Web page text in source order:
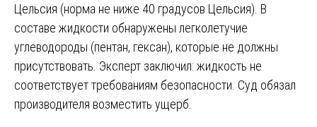
Цельсия (норма не ниже 40 градусов Цельсия). В
составе жидкости обнаружены легколетучие
углеводороды (пентан, гексан), которые не должны
присутствовать. Эксперт заключил: жидкость не
соответствует требованиям безопасности. Суд обязал
производителя возместить ущерб.